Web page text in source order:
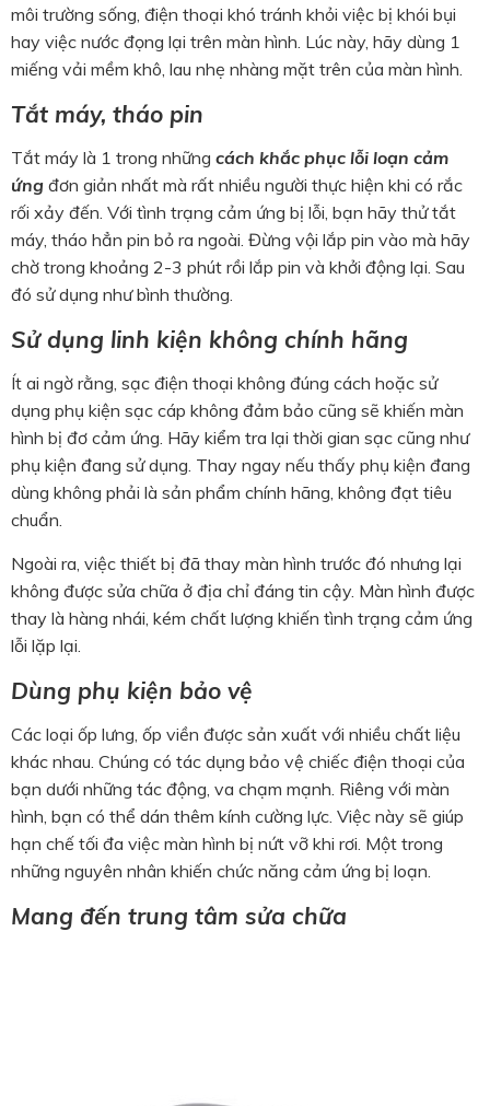
môi trường sống, điện thoại khó tránh khỏi việc bị khói bụi
hay việc nước đọng lại trên màn hình. Lúc này, hãy dùng 1
miếng vải mềm khô, lau nhẹ nhàng mặt trên của màn hình.
Tắt máy, tháo pin
Tắt máy là 1 trong những cách khắc phục lỗi loạn cảm
ứng đơn giản nhất mà rất nhiều người thực hiện khi có rắc
rối xảy đến. Với tình trạng cảm ứng bị lỗi, bạn hãy thử tắt
máy, tháo hẳn pin bỏ ra ngoài. Đừng vội lắp pin vào mà hãy
chờ trong khoảng 2-3 phút rồi lắp pin và khởi động lại. Sau
đó sử dụng như bình thường.
Sử dụng linh kiện không chính hãng
Ít ai ngờ rằng, sạc điện thoại không đúng cách hoặc sử
dụng phụ kiện sạc cáp không đảm bảo cũng sẽ khiến màn
hình bị đơ cảm ứng. Hãy kiểm tra lại thời gian sạc cũng như
phụ kiện đang sử dụng. Thay ngay nếu thấy phụ kiện đang
dùng không phải là sản phẩm chính hãng, không đạt tiêu
chuẩn.
Ngoài ra, việc thiết bị đã thay màn hình trước đó nhưng lại
không được sửa chữa ở địa chỉ đáng tin cậy. Màn hình được
thay là hàng nhái, kém chất lượng khiến tình trạng cảm ứng
lỗi lặp lại.
Dùng phụ kiện bảo vệ
Các loại ốp lưng, ốp viền được sản xuất với nhiều chất liệu
khác nhau. Chúng có tác dụng bảo vệ chiếc điện thoại của
bạn dưới những tác động, va chạm mạnh. Riêng với màn
hình, bạn có thể dán thêm kính cường lực. Việc này sẽ giúp
hạn chế tối đa việc màn hình bị nứt vỡ khi rơi. Một trong
những nguyên nhân khiến chức năng cảm ứng bị loạn.
Mang đến trung tâm sửa chữa